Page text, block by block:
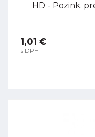
HD - Pozink.
1,01 €
s DPH